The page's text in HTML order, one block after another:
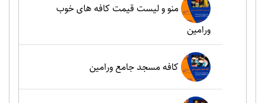
منو و لیست قیمت کافه های خوب
ورامین
کافه مسجد جامع ورامین